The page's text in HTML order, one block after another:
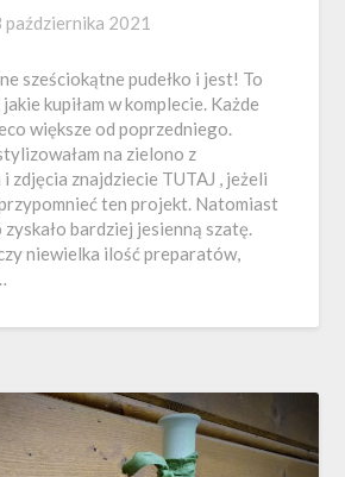
października 2021
sześciokątne pudełko i jest! To
kupiłam w komplecie. Każde
większe od poprzedniego.
na zielono z
zdjęcia znajdziecie TUTAJ , jeżeli
ten projekt. Natomiast
zyskało bardziej jesienną szatę.
niewielka ilość preparatów,